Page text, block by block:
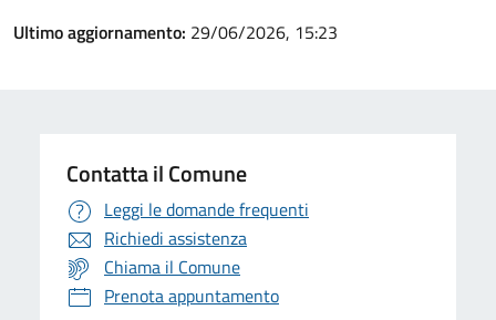
Ultimo aggiornamento: 29/06/2026, 15:23
Contatta il Comune
Leggi le domande frequenti
Richiedi assistenza
Chiama il Comune
Prenota appuntamento